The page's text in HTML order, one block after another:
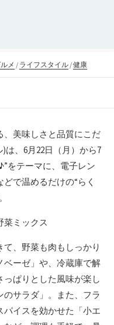
メ / ライフスタイル /健康
、美味しさと品質にこだ
は、6月22日（月）から7
をテーマに、電子レン
で温めるだけの“らく
菜ミックス
、野菜も肉もしっかり
ベーゼ」や、冷蔵庫で解
ぱりとした風味が楽し
サラダ」。また、フラ
イスを効かせた「小エ